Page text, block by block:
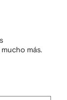
más.